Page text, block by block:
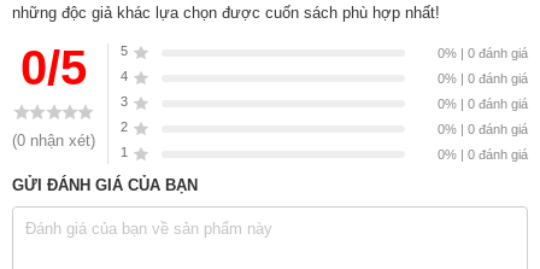
những độc giả khác lựa chọn được cuốn sách phù hợp nhất!
0/5
(0 nhận xét)
5
0% | 0 đánh giá
4
0% | 0 đánh giá
3
0% | 0 đánh giá
2
0% | 0 đánh giá
1
0% | 0 đánh giá
GỬI ĐÁNH GIÁ CỦA BẠN